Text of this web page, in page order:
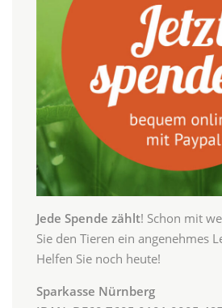
Jede Spende zählt! Schon mit
Sie den Tieren ein angenehmes
Helfen Sie noch heute!
Sparkasse Nürnberg